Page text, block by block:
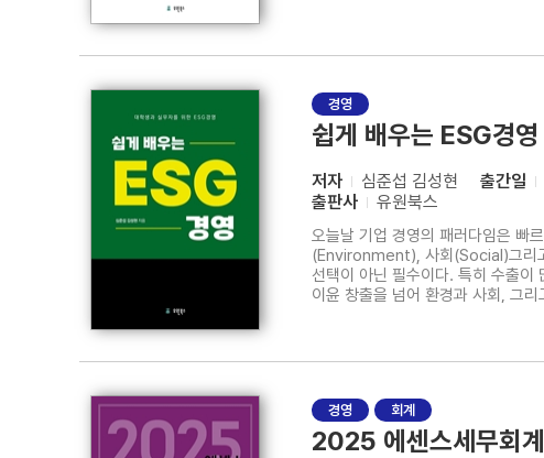
경영
쉽게 배우는 ESG경영
저자 심준섭 김성현 출간일
출판사
유원북스
오늘날 기업 경영의 패러다임은 빠
(Environment), 사회(Social)그리
선택이 아닌 필수이다. 특히 수출이 많은 기업은 국제적인 거래과정에서 반드시 ESG 평가보고서를 제출하도록 하는 것이 관행으로 여겨지고 있다. 이는 기업이 단순히
이윤 창출을 넘어 환경과 사회, 그리고 투
경영 회계
2025 에센스세무회계